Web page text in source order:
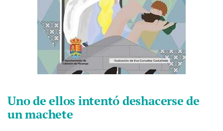
Uno de ellos intentó deshacerse de
un machete